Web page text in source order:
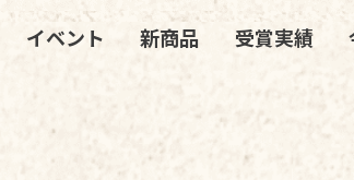
イベント 新商品 受賞実績